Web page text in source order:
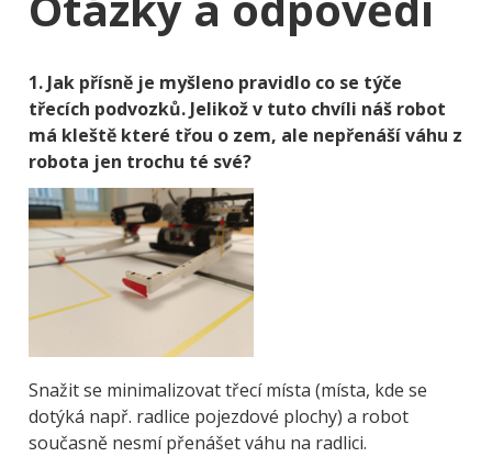
1. Jak přísně je myšleno pravidlo co se týče
třecích podvozků. Jelikož v tuto chvíli náš robot
má kleště které třou o zem, ale nepřenáší váhu z
robota jen trochu té své?
Snažit se minimalizovat třecí místa (místa, kde se
dotýká např. radlice pojezdové plochy) a robot
současně nesmí přenášet váhu na radlici.